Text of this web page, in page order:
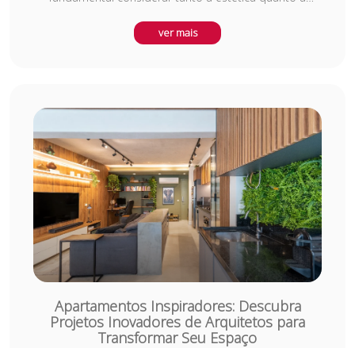
acolhedor e prático. Cores suaves, móveis bem
posicionados e iluminação adequada são elementos
organização otimizada contribui para um ambiente
relaxante e equilibrado.
ver mais
Apartamentos Inspiradores: Descubra
Projetos Inovadores de Arquitetos para
Transformar Seu Espaço